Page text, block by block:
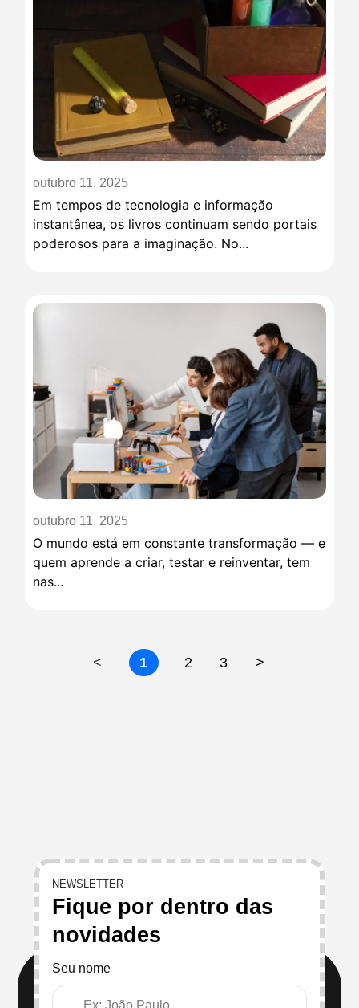
outubro 11, 2025
Em tempos de tecnologia e informação
instantânea, os livros continuam sendo portais
poderosos para a imaginação. No...
outubro 11, 2025
O mundo está em constante transformação — e
quem aprende a criar, testar e reinventar, tem
nas...
< 1 2 3 >
NEWSLETTER
Fique por dentro das
novidades
Seu nome